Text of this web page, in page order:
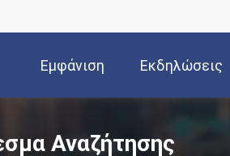
Εμφάνιση
VR
Εκδηλώσεις
Αναζήτησης